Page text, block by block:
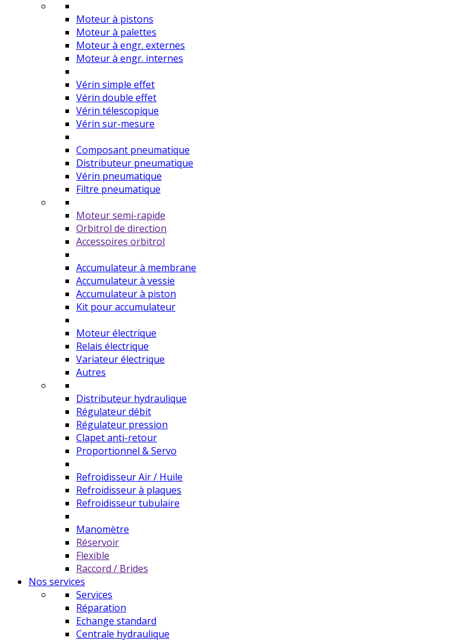
Moteur à pistons
Moteur à palettes
Moteur à engr. externes
Moteur à engr. internes
Vérin simple effet
Vérin double effet
Vérin télescopique
Vérin sur-mesure
Composant pneumatique
Distributeur pneumatique
Vérin pneumatique
Filtre pneumatique
Moteur semi-rapide
Orbitrol de direction
Accessoires orbitrol
Accumulateur à membrane
Accumulateur à vessie
Accumulateur à piston
Kit pour accumulateur
Moteur électrique
Relais électrique
Variateur électrique
Autres
Distributeur hydraulique
Régulateur débit
Régulateur pression
Clapet anti-retour
Proportionnel & Servo
Refroidisseur Air / Huile
Refroidisseur à plaques
Refroidisseur tubulaire
Manomètre
Réservoir
Flexible
Raccord / Brides
Nos services
Services
Réparation
Echange standard
Centrale hydraulique